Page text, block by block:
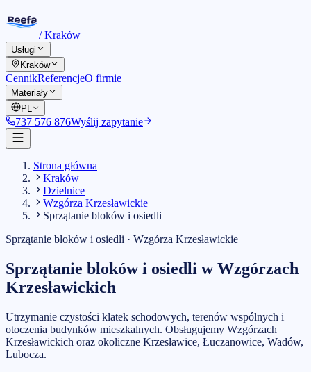
/Kraków
Usługi
Kraków
CennikReferencjeO firmie
Materiały
PL
737 576 876Wyślij zapytanie
Strona główna
Kraków
Dzielnice
Wzgórza Krzesławickie
Sprzątanie bloków i osiedli
Sprzątanie bloków i osiedli · Wzgórza Krzesławickie
Sprzątanie bloków i osiedli wWzgórzach
Krzesławickich
Utrzymanie czystości klatek schodowych, terenów wspólnych i
otoczenia budynków mieszkalnych. Obsługujemy Wzgórzach
Krzesławickich oraz okoliczne Krzesławice, Łuczanowice, Wadów,
Lubocza.